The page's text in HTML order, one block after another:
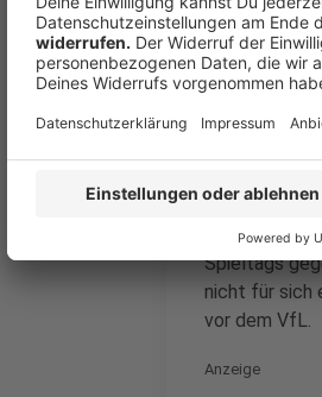
Oberwiehl
konnte
und ließen
erholten
geben
Durch die
zurück auf
Spieltags
nicht für sich
vor dem VfL.
Anzeige